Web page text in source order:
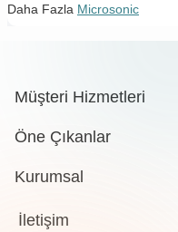
Daha Fazla Microsonic
Müşteri Hizmetleri
Öne Çıkanlar
Kurumsal
İletişim